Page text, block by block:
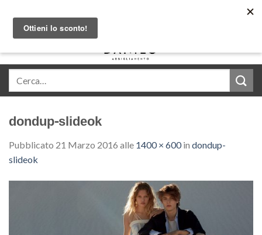
content
dondup-slideok
Pubblicato 21 Marzo 2016 alle 1400 × 600in dondup-
slideok